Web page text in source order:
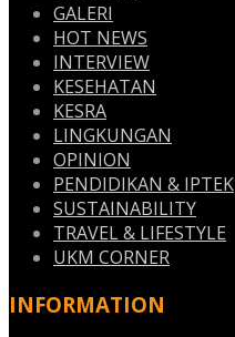
GALERI
HOT NEWS
INTERVIEW
KESEHATAN
KESRA
LINGKUNGAN
OPINION
PENDIDIKAN & IPTEK
SUSTAINABILITY
TRAVEL & LIFESTYLE
UKM CORNER
INFORMATION